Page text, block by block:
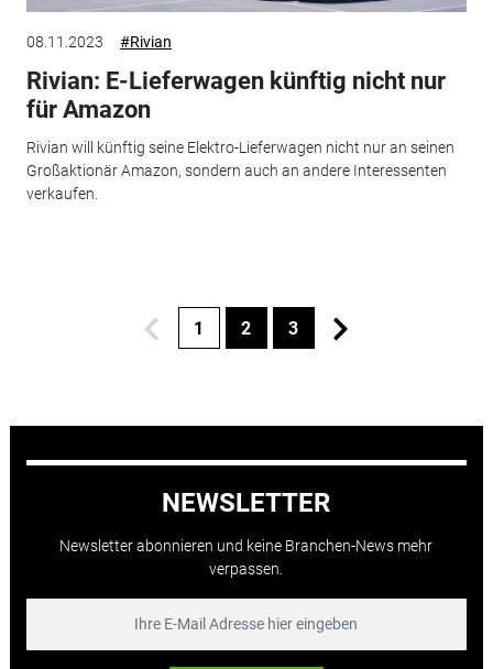
08.11.2023 #Rivian
Rivian: E-Lieferwagen künftig nicht nur
für Amazon
Rivian will künftig seine Elektro-Lieferwagen nicht nur an seinen
Großaktionär Amazon, sondern auch an andere Interessenten
verkaufen.
1 2 3
NEWSLETTER
Newsletter abonnieren und keine Branchen-News mehr
verpassen.